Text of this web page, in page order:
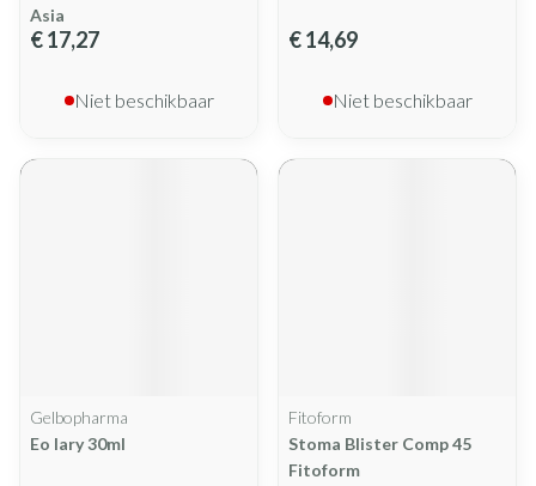
Asia
€ 17,27
Niet beschikbaar
€ 14,69
Niet beschikbaar
Gelbopharma
Eo Iary 30ml
Fitoform
Stoma Blister Comp 45
Fitoform